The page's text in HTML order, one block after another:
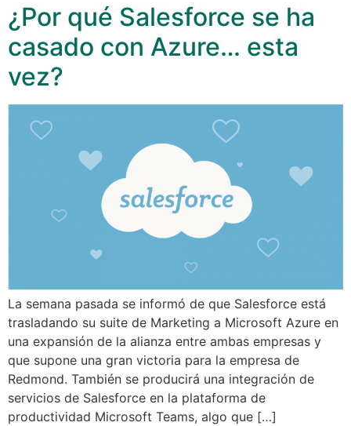
¿Por qué Salesforce se ha
casado con Azure… esta
vez?
La semana pasada se informó de que Salesforce está
trasladando su suite de Marketing a Microsoft Azure en
una expansión de la alianza entre ambas empresas y
que supone una gran victoria para la empresa de
Redmond. También se producirá una integración de
servicios de Salesforce en la plataforma de
productividad Microsoft Teams, algo que […]